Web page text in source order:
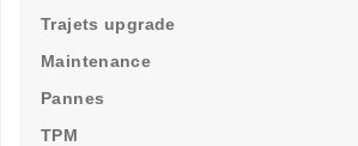
Trajets upgrade
Maintenance
Pannes
TPM